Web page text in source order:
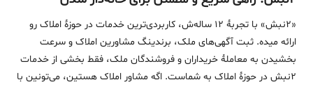
«2نبش» با تجربۀ 12 ساله‌ش، کاربردی‌ترین خدمات در حوزۀ املاک رو
ارائه میده. ثبت آگهی‌های ملک، برندینگ مشاورین املاک و سرعت
بخشیدن به معاملۀ خریداران و فروشندگان ملک، فقط بخشی از خدمات
2نبش در حوزۀ املاک به شماست. اگه مشاور املاک هستین، می‌تونین با